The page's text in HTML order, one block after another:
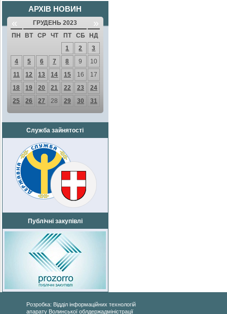
АРХІВ НОВИН
« ГРУДЕНЬ 2023 »
ПН ВТ СР ЧТ ПТ СБ
НД
1
2
3
4
5 6 7 8 9
10
11
12 13 14 15 16
17
18
19 20 21 22 23
24
25
26 27 28 29 30 31
Служба зайнятості
Публічні закупівлі
Розробка: Відділ інформаційних технологій
апарату Волинської облдержадміністрації